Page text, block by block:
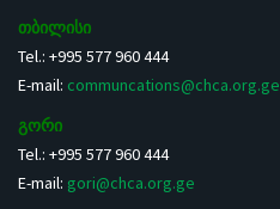
თბილისი
Tel.: +995 577 960 444
E-mail: communcations@chca.org.ge
გორი
Tel.: +995 577 960 444
E-mail: gori@chca.org.ge